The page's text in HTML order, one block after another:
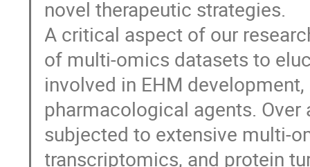
novel therapeutic strategies.
A critical aspect of our
of multi-omics datasets to
involved in EHM
pharmacological agents. Over
subjected to extensive multi-
transcriptomics, and protein